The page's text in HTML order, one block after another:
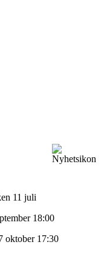
11 juli
18:00
oktober 17:30